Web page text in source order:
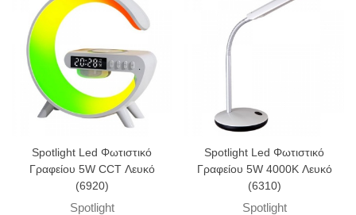
Spotlight Led Φωτιστικό
Γραφείου 5W CCT Λευκό
(6920)
Spotlight
Spotlight Led Φωτιστικό
Γραφείου 5W 4000K Λευκό
(6310)
Spotlight